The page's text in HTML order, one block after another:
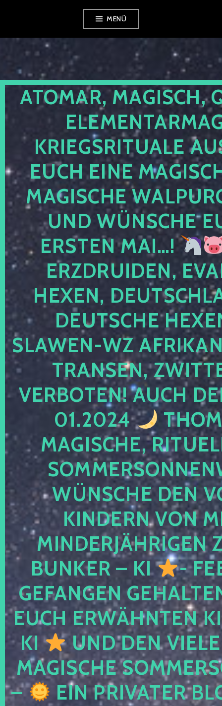
springen
MENÜ
ATOMAR, MAGISCH,
KRIEGSRITUALE
EUCH EINE
MAGISCHE
UND WÜNSCHE
ERSTEN MAI…!
ERZDRUIDEN,
HEXEN,
DEUTSCHE
SLAWEN-WZ
TRANSEN,
VERBOTEN! AUCH
01.2024
MAGISCHE,
WÜNSCHE DEN
KINDERN VON
MINDERJÄHRIGEN
BUNKER – KI
-
GEFANGEN
EUCH ERWÄHNTEN
KI
UND DEN
MAGISCHE
–
EIN PRIVATER